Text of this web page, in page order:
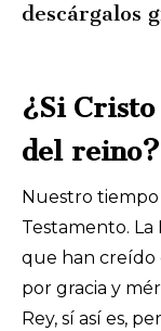
descárgalos
¿Si Cristo
del reino?
Nuestro
Testamento.
que han creído
por gracia y
Rey, sí así es,